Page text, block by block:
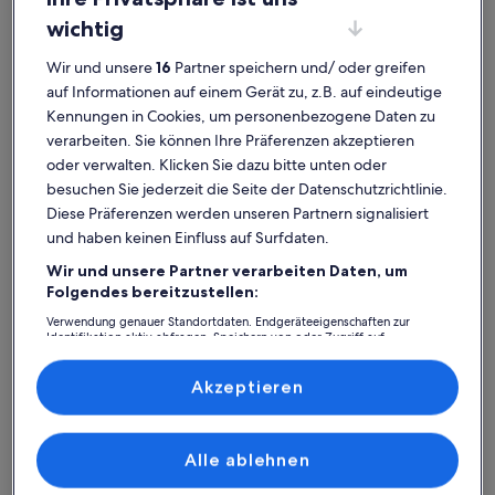
Ferienhaus Ferienwohnung/Apartment
Circus Putbus: Finde deine
perfekte Unterkunft
Weitere Infos zu Rügens jüngstes Seebad am Südstrand
wichtig
Wir und unsere16 Partner speichern und/ oder greifen
auf Informationen auf einem Gerät zu, z.B. auf eindeutige
Kennungen in Cookies, um personenbezogene Daten zu
verarbeiten. Sie können Ihre Präferenzen akzeptieren
oder verwalten. Klicken Sie dazu bitte unten oder
besuchen Sie jederzeit die Seite der Datenschutzrichtlinie.
Diese Präferenzen werden unseren Partnern signalisiert
und haben keinen Einfluss auf Surfdaten.
Wir und unsere Partner verarbeiten Daten, um
Folgendes bereitzustellen:
Verwendung genauer Standortdaten. Endgeräteeigenschaften zur
Identifikation aktiv abfragen. Speichern von oder Zugriff auf
Inhalte, Messung von Werbeleistung und der Performance von Inhalten,
Zielgruppenforschung sowie Entwicklung und Verbesserung von
Liste der Partner (Lieferanten)
Alle ablehnen
Akzeptieren